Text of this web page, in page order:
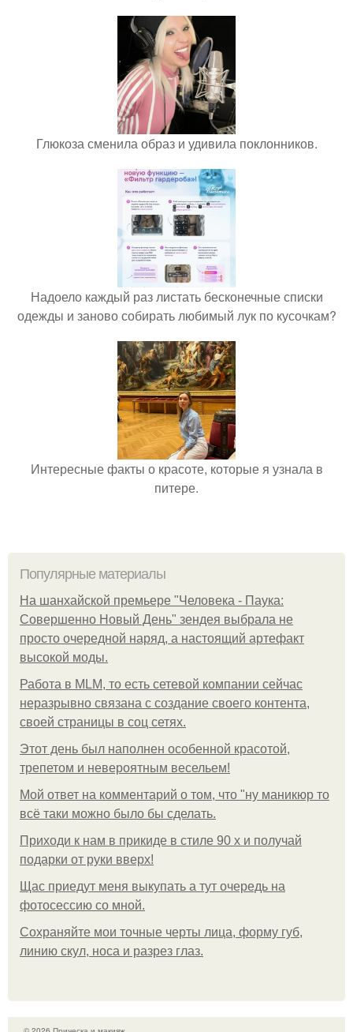
Глюкоза сменила образ и удивила поклонников.
Надоело каждый раз листать бесконечные списки
одежды и заново собирать любимый лук по кусочкам?
Интересные факты о красоте, которые я узнала в
питере.
Популярные материалы
На шанхайской премьере "Человека - Паука:
Совершенно Новый День" зендея выбрала не
просто очередной наряд, а настоящий артефакт
высокой моды.
Работа в MLM, то есть сетевой компании сейчас
неразрывно связана с создание своего контента,
своей страницы в соц сетях.
Этот день был наполнен особенной красотой,
трепетом и невероятным весельем!
Мой ответ на комментарий о том, что "ну маникюр то
всё таки можно было бы сделать.
Приходи к нам в прикиде в стиле 90 х и получай
подарки от руки вверх!
Щас приедут меня выкупать а тут очередь на
фотосессию со мной.
Сохраняйте мои точные черты лица, форму губ,
линию скул, носа и разрез глаз.